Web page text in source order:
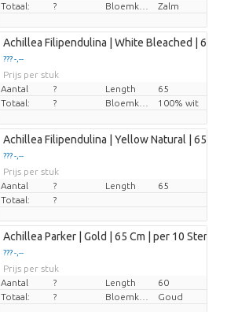
Totaal:
? Zalm
Achillea Filipendulina | White Bleached | 65
??? -,--
Prijs per stuk
Aantal
? Length
65
Totaal:
? 100% wit
Achillea Filipendulina | Yellow Natural | 65 Cm
??? -,--
Prijs per stuk
Aantal
? Length
65
Totaal:
?
Achillea Parker | Gold | 65 Cm | per 10 Stems
??? -,--
Prijs per stuk
Aantal
? Length
60
Totaal:
? Goud